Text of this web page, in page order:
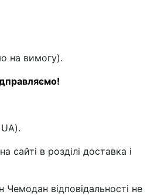
на вимогу).
в розділі доставка і
відповідальності не